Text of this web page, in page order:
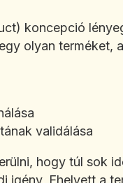
koncepció
olyan terméket,
validálása
hogy túl sok
igény. Ehelyett a